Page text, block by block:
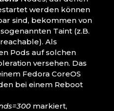
werden können
sind, bekommen von
Taint (z.B.
Als
Pods auf solchen
versehen. Das
Fedora CoreOS
bei einem Reboot
markiert,